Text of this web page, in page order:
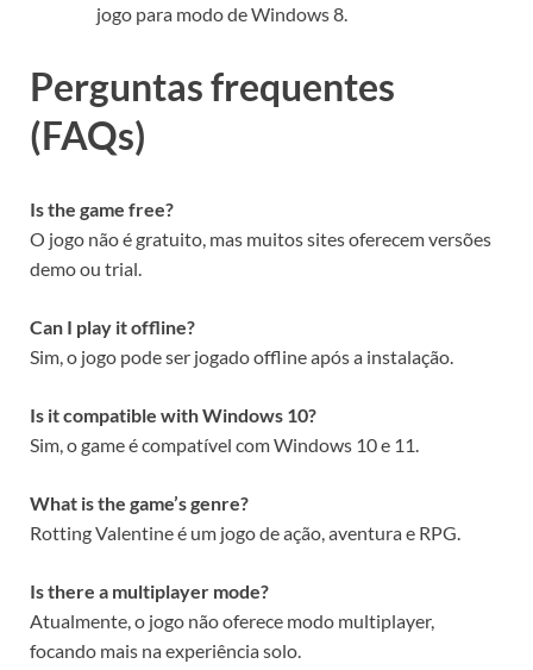
jogo para modo de Windows 8.
Perguntas frequentes
(FAQs)
Is the game free?
O jogo não é gratuito, mas muitos sites oferecem versões
demo ou trial.
Can I play it offline?
Sim, o jogo pode ser jogado offline após a instalação.
Is it compatible with Windows 10?
Sim, o game é compatível com Windows 10 e 11.
What is the game’s genre?
Rotting Valentine é um jogo de ação, aventura e RPG.
Is there a multiplayer mode?
Atualmente, o jogo não oferece modo multiplayer,
focando mais na experiência solo.